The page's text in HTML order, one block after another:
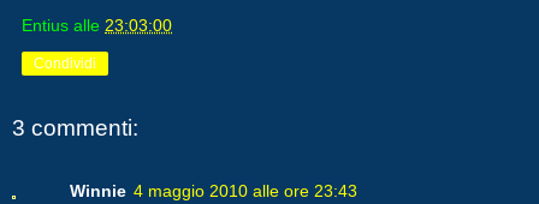
Entius alle 23:03:00
Condividi
3 commenti:
Winnie 4 maggio 2010 alle ore 23:43